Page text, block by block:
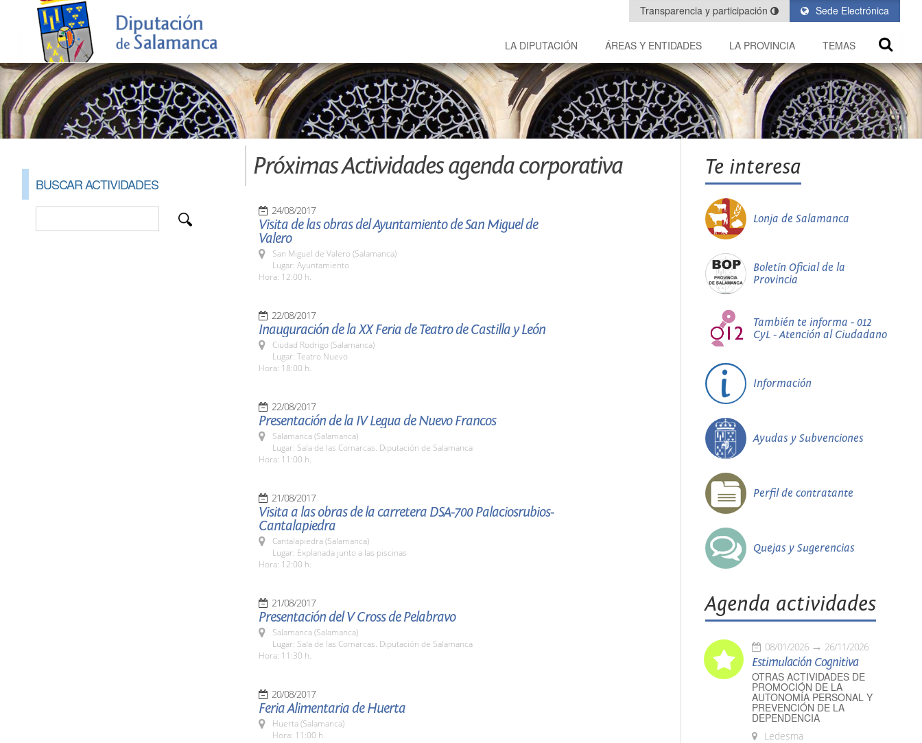
Sede Electrónica
Transparencia y participación
LA DIPUTACIÓN ÁREAS Y ENTIDADES LA PROVINCIA TEMAS
BUSCAR ACTIVIDADES
Próximas Actividades agenda corporativa
24/08/2017
Visita de las obras del Ayuntamiento de San Miguel de
Valero
San Miguel de Valero (Salamanca)
Lugar: Ayuntamiento
Hora: 12:00 h.
22/08/2017
Inauguración de la XX Feria de Teatro de Castilla y León
Ciudad Rodrigo (Salamanca)
Lugar: Teatro Nuevo
Hora: 18:00 h.
22/08/2017
Presentación de la IV Legua de Nuevo Francos
Salamanca (Salamanca)
Lugar: Sala de las Comarcas. Diputación de Salamanca
Hora: 11:00 h.
21/08/2017
Visita a las obras de la carretera DSA-700 Palaciosrubios-
Cantalapiedra
Cantalapiedra (Salamanca)
Lugar: Explanada junto a las piscinas
Hora: 12:00 h.
21/08/2017
Presentación del V Cross de Pelabravo
Salamanca (Salamanca)
Lugar: Sala de las Comarcas. Diputación de Salamanca
Hora: 11:30 h.
20/08/2017
Feria Alimentaria de Huerta
Huerta (Salamanca)
Hora: 11:00 h.
Te interesa
Lonja de Salamanca
Boletín Oficial de la
Provincia
También te informa - 012
CyL - Atención al Ciudadano
Información
Ayudas y Subvenciones
Perfil de contratante
Quejas y Sugerencias
Agenda actividades
08/01/2026 26/11/2026
Estimulación Cognitiva
OTRAS ACTIVIDADES DE
PROMOCIÓN DE LA
AUTONOMÍA PERSONAL Y
PREVENCIÓN DE LA
DEPENDENCIA
Ledesma